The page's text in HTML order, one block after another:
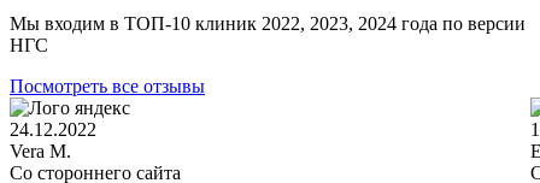
Мы входим в ТОП-10 клиник 2022, 2023, 2024 года по версии
НГС
Посмотреть все отзывы
24.12.2022
Vera M.
Со стороннего сайта